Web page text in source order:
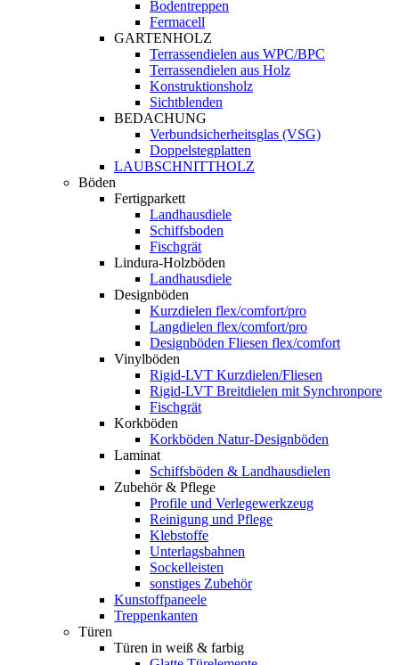
Bodentreppen
Fermacell
GARTENHOLZ
Terrassendielen aus WPC/BPC
Terrassendielen aus Holz
Konstruktionsholz
Sichtblenden
BEDACHUNG
Verbundsicherheitsglas (VSG)
Doppelstegplatten
LAUBSCHNITTHOLZ
Böden
Fertigparkett
Landhausdiele
Schiffsboden
Fischgrät
Lindura-Holzböden
Landhausdiele
Designböden
Kurzdielen flex/comfort/pro
Langdielen flex/comfort/pro
Designböden Fliesen flex/comfort
Vinylböden
Rigid-LVT Kurzdielen/Fliesen
Rigid-LVT Breitdielen mit Synchronpore
Fischgrät
Korkböden
Korkböden Natur-Designböden
Laminat
Schiffsböden & Landhausdielen
Zubehör & Pflege
Profile und Verlegewerkzeug
Reinigung und Pflege
Klebstoffe
Unterlagsbahnen
Sockelleisten
sonstiges Zubehör
Kunstoffpaneele
Treppenkanten
Türen
Türen in weiß & farbig